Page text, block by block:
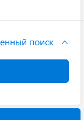
поиск